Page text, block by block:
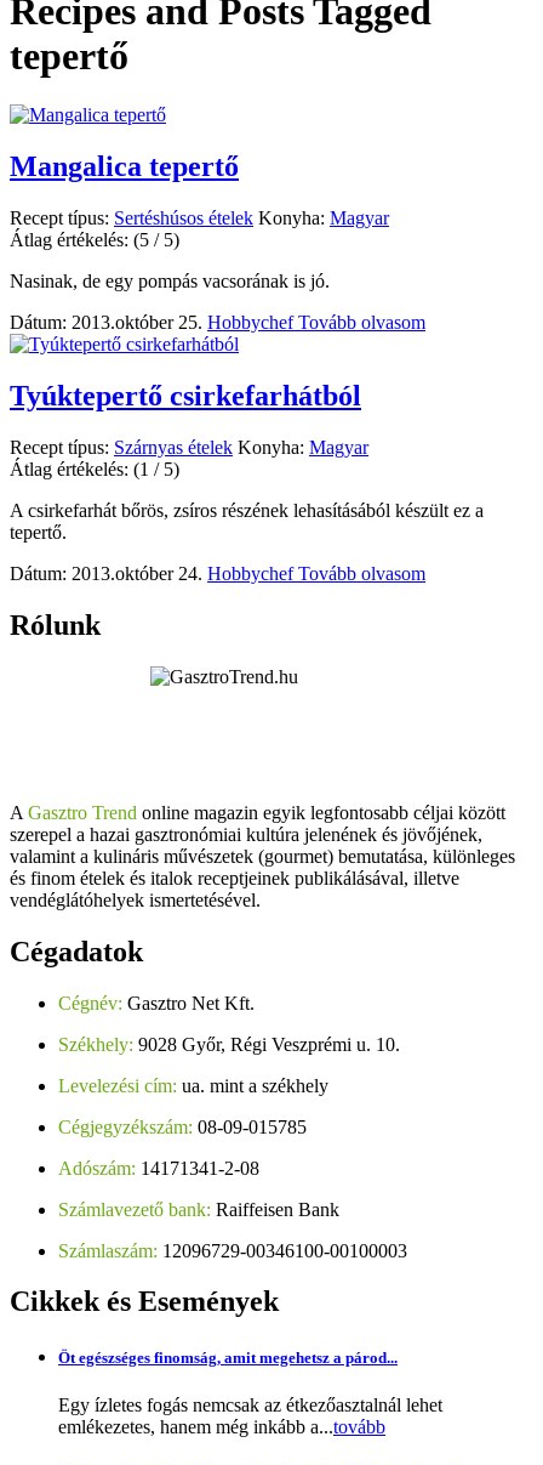
Recipes and Posts Tagged
tepertő
Mangalica tepertő
Recept típus: Sertéshúsos ételek Konyha: Magyar
Átlag értékelés: (5 / 5)
Nasinak, de egy pompás vacsorának is jó.
Dátum: 2013.október 25. HobbychefTovább olvasom
Tyúktepertő csirkefarhátból
Recept típus: Szárnyas ételek Konyha: Magyar
Átlag értékelés: (1 / 5)
A csirkefarhát bőrös, zsíros részének lehasításából készült ez a
tepertő.
Dátum: 2013.október 24. HobbychefTovább olvasom
Rólunk
A Gasztro Trend online magazin egyik legfontosabb céljai között
szerepel a hazai gasztronómiai kultúra jelenének és jövőjének,
valamint a kulináris művészetek (gourmet) bemutatása, különleges
és finom ételek és italok receptjeinek publikálásával, illetve
vendéglátóhelyek ismertetésével.
Cégadatok
Cégnév: Gasztro Net Kft.
Székhely: 9028 Győr, Régi Veszprémi u. 10.
Levelezési cím: ua. mint a székhely
Cégjegyzékszám: 08-09-015785
Adószám: 14171341-2-08
Számlavezető bank: Raiffeisen Bank
Számlaszám: 12096729-00346100-00100003
Cikkekés Események
Öt egészséges finomság, amit megehetsz a párod...
Egy ízletes fogás nemcsak az étkezőasztalnál lehet
emlékezetes, hanem még inkább a...tovább